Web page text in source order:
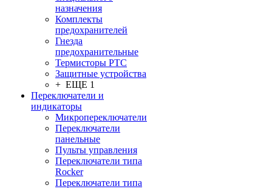
назначения
Комплекты
предохранителей
Гнезда
предохранительные
Термисторы PTC
Защитные устройства
+ ЕЩЕ 1
Переключатели и
индикаторы
Микропереключатели
Переключатели
панельные
Пульты управления
Переключатели типа
Rocker
Переключатели типа